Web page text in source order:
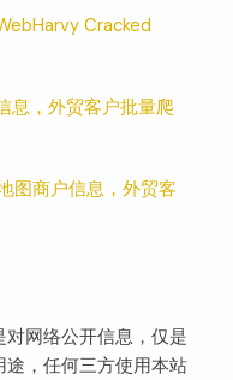
Cracked
息，外贸客户批量爬
图商户信息，外贸客
网络公开信息，仅是
，任何三方使用本站